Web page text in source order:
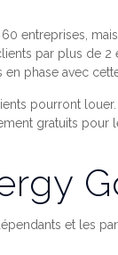
entreprises,
par plus de 2
en phase avec
pourront
gratuits
et les